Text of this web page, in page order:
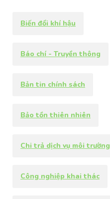
Biến đổi khí hậu
Báo chí - Truyền thông
Bản tin chính sách
Bảo tồn thiên nhiên
Chi trả dịch vụ môi trường
Công nghiệp khai thác